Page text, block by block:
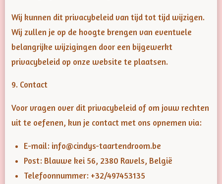
Wij kunnen dit privacybeleid van tijd tot tijd wijzigen.
Wij zullen je op de hoogte brengen van eventuele
belangrijke wijzigingen door een bijgewerkt
privacybeleid op onze website te plaatsen.
9. Contact
Voor vragen over dit privacybeleid of om jouw rechten
uit te oefenen, kun je contact met ons opnemen via:
E-mail: info@cindys-taartendroom.be
Post: Blauwe kei 56, 2380 Ravels, België
Telefoonnummer: +32/497453135